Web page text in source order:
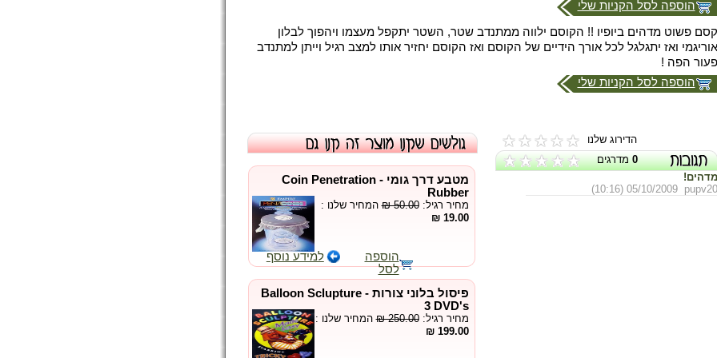
הוספה לסל הקניות שלי
קסם פשוט מדהים ביופיו !! הקוסם ילווה ממתנדב שטר, השטר יתקפל מעצמו ויהפוך לבלון
אוריגמי ואז יתגלגל לכל אורך הידיים של הקוסם ואז הקוסם יחזיר אותו למצב רגיל וייתן למתנדב
פעור הפה !
הוספה לסל הקניות שלי
הדירוג שלנו
0מדרגים
מדהים!
pupv20
05/10/2009 (10:16)
מטבע דרך גומי - Coin Penetration
Rubber
מחיר רגיל:₪ 50.00המחיר שלנו :
19.00 ₪
הוספה
לסל
למידע נוסף
פיסול בלוני צורות - Balloon Sclupture
3 DVD's
מחיר רגיל:₪ 250.00המחיר שלנו :
199.00 ₪